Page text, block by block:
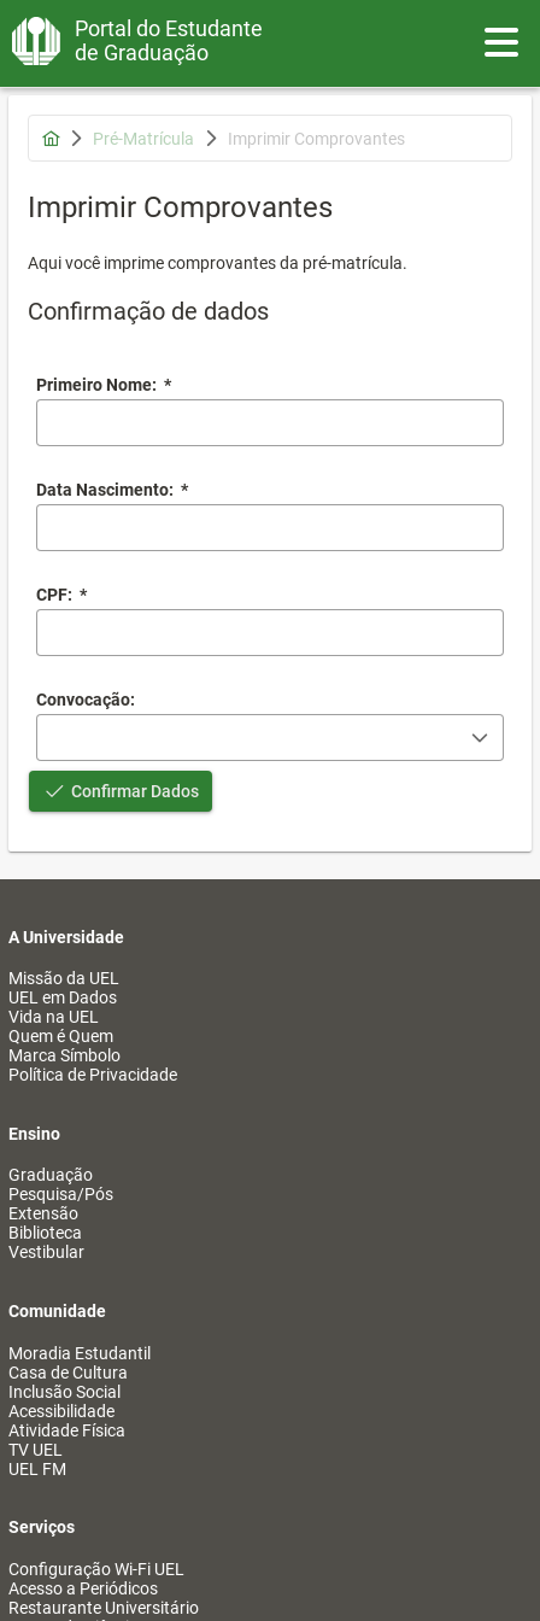
Portal do Estudante
de Graduação
Pré-Matrícula Imprimir Comprovantes
Imprimir Comprovantes
Aqui você imprime comprovantes da pré-matrícula.
Confirmação de dados
Primeiro Nome: *
Data Nascimento: *
CPF: *
Convocação:
Confirmar Dados
A Universidade
Missão da UEL
UEL em Dados
Vida na UEL
Quem é Quem
Marca Símbolo
Política de Privacidade
Ensino
Graduação
Pesquisa/Pós
Extensão
Biblioteca
Vestibular
Comunidade
Moradia Estudantil
Casa de Cultura
Inclusão Social
Acessibilidade
Atividade Física
TV UEL
UEL FM
Serviços
Configuração Wi-Fi UEL
Acesso a Periódicos
Restaurante Universitário